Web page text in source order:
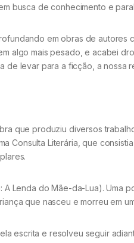
busca de conhecimento e
em obras de
algo mais pesado, e acabei
de levar para a ficção, a nossa
que produziu diversos
Consulta Literária, que
A Lenda do Mãe-da-Lua).
que nasceu e morreu em
escrita e resolveu seguir